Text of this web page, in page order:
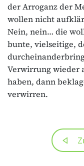
der Arroganz der
wollen nicht
Nein, nein… die
bunte, vielseitige,
Verwirrung wieder
haben, dann
verwirren.